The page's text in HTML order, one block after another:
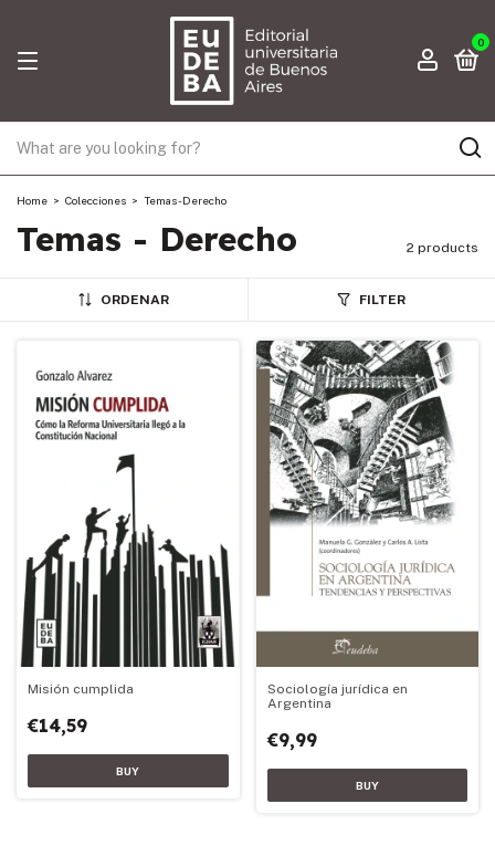
0
Home > Colecciones > Temas - Derecho
Temas - Derecho 2 products
ORDENAR FILTER
Misión cumplida
€14,59
Sociología jurídica en
Argentina
€9,99